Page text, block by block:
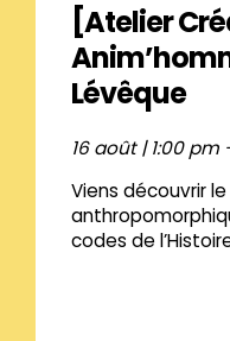
[Atelier
Lévêque
16 août | 1:00 pm
Viens découvrir
codes de